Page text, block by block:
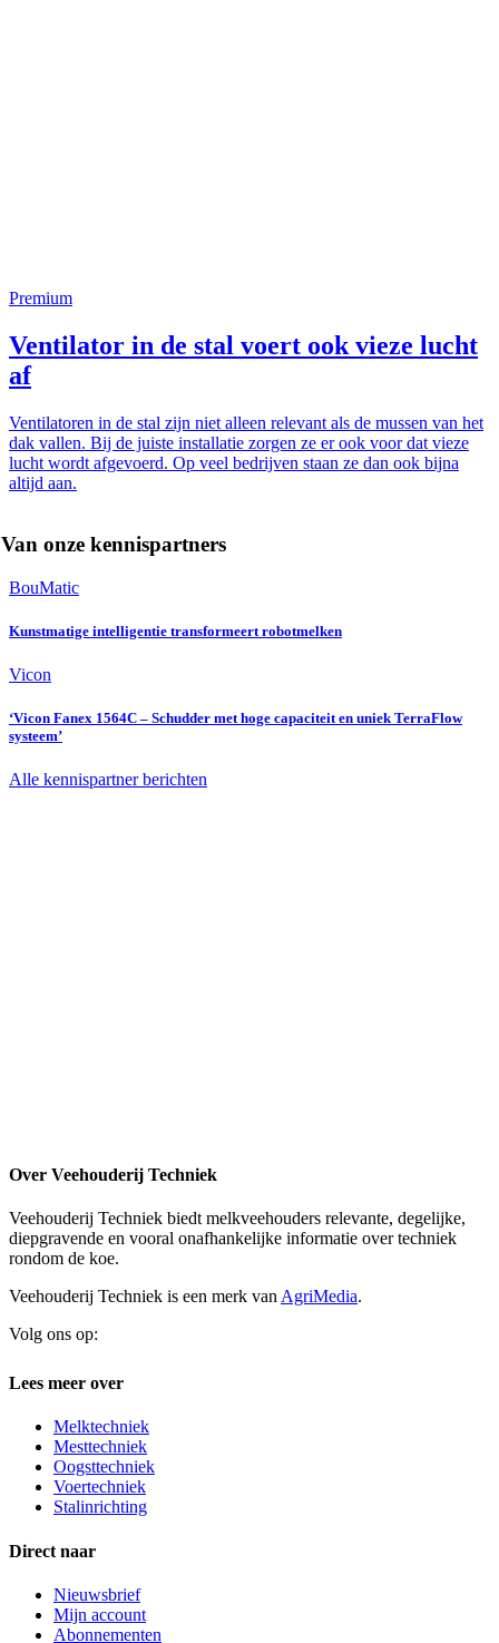
Premium
Ventilator in de stal voert ook vieze lucht
af
Ventilatoren in de stal zijn niet alleen relevant als de mussen van het
dak vallen. Bij de juiste installatie zorgen ze er ook voor dat vieze
lucht wordt afgevoerd. Op veel bedrijven staan ze dan ook bijna
altijd aan.
Van onze kennispartners
BouMatic
Kunstmatige intelligentie transformeert robotmelken
Vicon
‘Vicon Fanex 1564C – Schudder met hoge capaciteit en uniek TerraFlow
systeem’
Alle kennispartner berichten
Over Veehouderij Techniek
Veehouderij Techniek biedt melkveehouders relevante, degelijke,
diepgravende en vooral onafhankelijke informatie over techniek
rondom de koe.
Veehouderij Techniek is een merk van AgriMedia.
Volg ons op:
Lees meer over
Melktechniek
Mesttechniek
Oogsttechniek
Voertechniek
Stalinrichting
Direct naar
Nieuwsbrief
Mijn account
Abonnementen